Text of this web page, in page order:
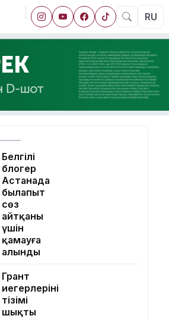
RU
Белгілі
блогер
Астанада
былапыт
сөз
айтқаны
үшін
қамауға
алынды
Грант
иегерлерінің
тізімі
шықты